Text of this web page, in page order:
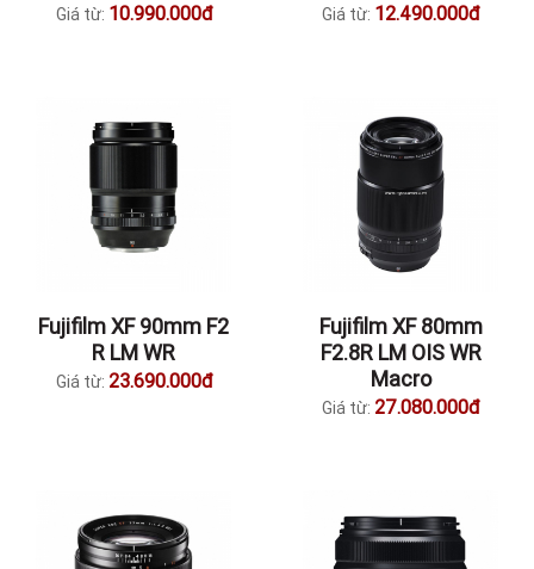
Giá từ: 10.990.000đ Giá từ: 12.490.000đ
Fujifilm XF 90mm F2
R LM WR
Giá từ: 23.690.000đ
Fujifilm XF 80mm
F2.8R LM OIS WR
Macro
Giá từ: 27.080.000đ